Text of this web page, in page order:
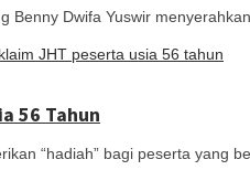
Benny Dwifa Yuswir
56 Tahun
“hadiah” bagi peserta yang